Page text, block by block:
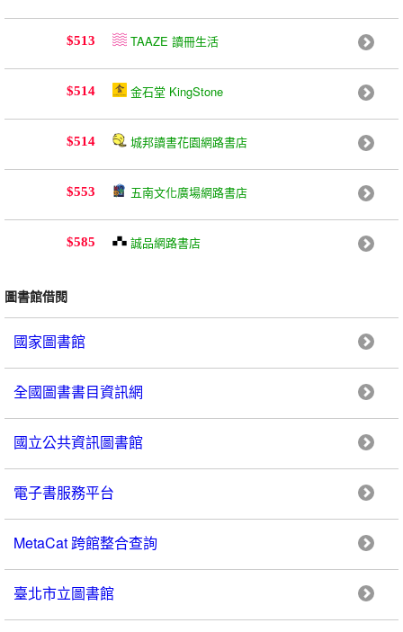
$513 TAAZE 讀冊生活
$514 金石堂 KingStone
$514 城邦讀書花園網路書店
$553 五南文化廣場網路書店
$585 誠品網路書店
圖書館借閱
國家圖書館
全國圖書書目資訊網
國立公共資訊圖書館
電子書服務平台
MetaCat 跨館整合查詢
臺北市立圖書館